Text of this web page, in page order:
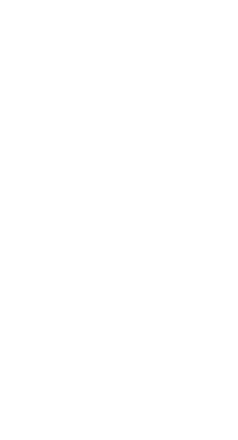
Portail motorisé à
et confort
Un portail motorisé à Nancy
en apportant praticité et